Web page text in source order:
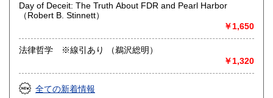
Day of Deceit: The Truth About FDR and Pearl Harbor
（Robert B. Stinnett）
￥1,650
法律哲学 ※線引あり （鵜沢総明）
￥1,320
全ての新着情報